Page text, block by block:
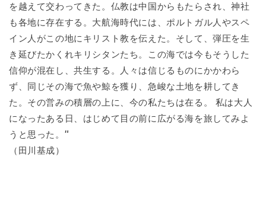
を越えて交わってきた。仏教は中国からもたらされ、神社
も各地に存在する。大航海時代には、ポルトガル人やスペ
イン人がこの地にキリスト教を伝えた。そして、弾圧を生
き延びたかくれキリシタンたち。この海では今もそうした
信仰が混在し、共生する。人々は信じるものにかかわら
ず、同じその海で魚や鯨を獲り、急峻な土地を耕してき
た。その営みの積層の上に、今の私たちは在る。 私は大人
になったある日、はじめて目の前に広がる海を旅してみよ
うと思った。"
（田川基成）